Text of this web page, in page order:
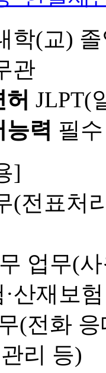
학(교)
관
허 JLPT(
능력 필수
]
(전표처
무 업무(
산재보
(전화
리 등)